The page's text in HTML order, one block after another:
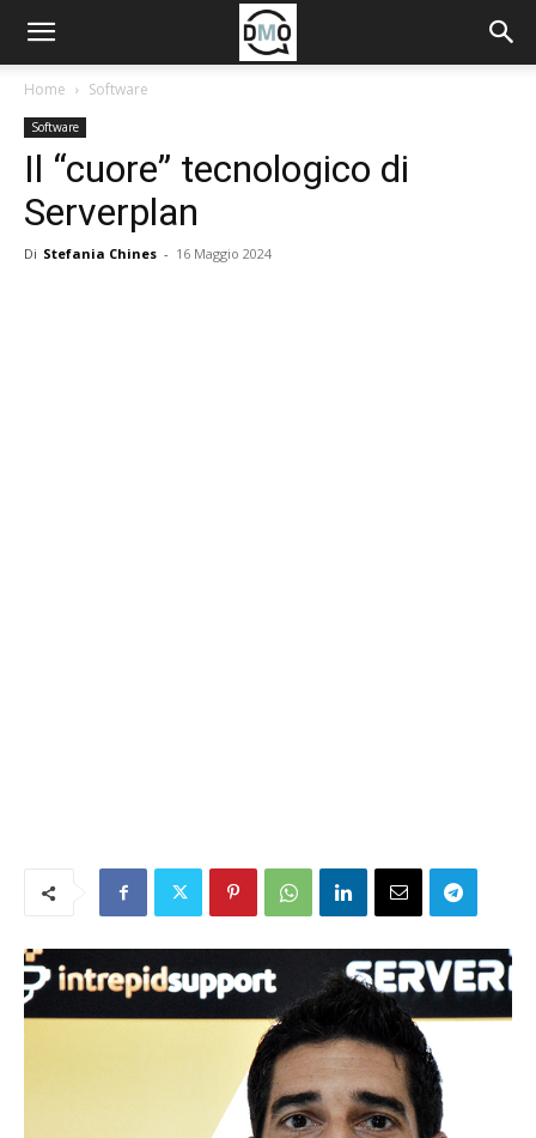
Home Software
Software
Il “cuore” tecnologico di
Serverplan
Di Stefania Chines - 16 Maggio 2024